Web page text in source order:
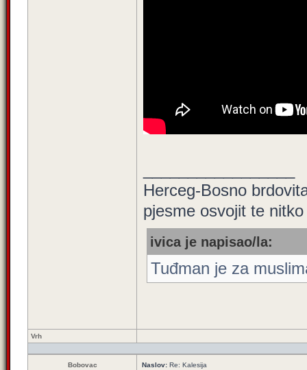
Herceg-Bosno
pjesme osvojit te
ivica je napisao/la:
Tuđman je za
Vrh
Bobovac Naslov: Re: Kalesija